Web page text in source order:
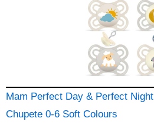
Mam Perfect Day & Perfect Night
Chupete 0-6 Soft Colours